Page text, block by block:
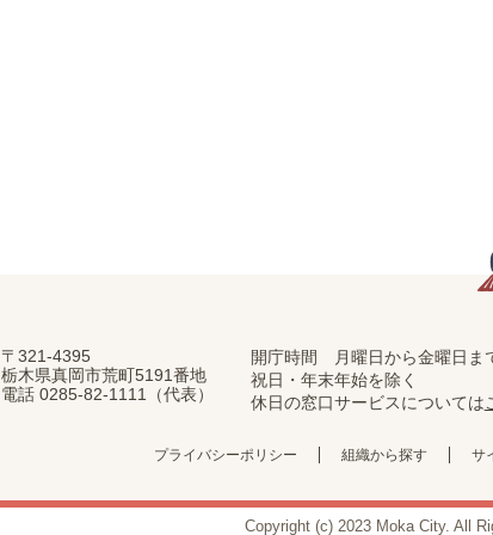
〒321-4395
栃木県真岡市荒町5191番地
電話 0285-82-1111（代表）
開庁時間 月曜日から金曜日ま
祝日・年末年始を除く
休日の窓口サービスについては
プライバシーポリシー 組織から探す サ
Copyright (c) 2023 Moka City. All